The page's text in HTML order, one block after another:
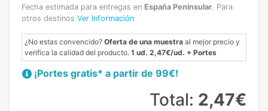
Fecha estimada para entregas en España Peninsular. Para
otros destinos Ver Información
¿No estas convencido? Oferta de una muestra al mejor precio y
verifica la calidad del producto. 1 ud. 2,47€/ud. + Portes
¡Portes gratis* a partir de 99€!
Total: 2,47€